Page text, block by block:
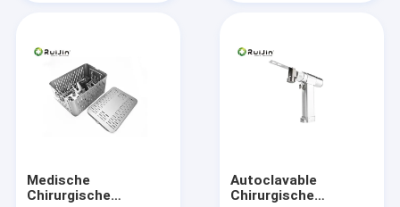
Medische
Chirurgische
Autoclavable
Chirurgische